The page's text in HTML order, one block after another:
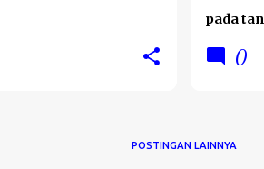
pada
0
POSTINGAN LAINNYA